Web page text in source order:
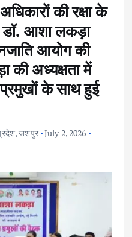
की रक्षा के
डॉ. आशा लकड़ा
आयोग की
अध्यक्षता में
के साथ हुई
,जशपुर July 2, 2026